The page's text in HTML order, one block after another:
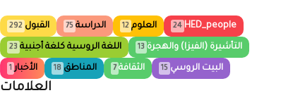
القبول 292 الدراسة 75 العلوم 12 HED_people
24
اللغة الروسية كلغة أجنبية 23 التأشيرة (الفيزا) والهجرة 13
الأخبار 1 المناطق 18 الثقافة 7 البيت الروسي 15
العلامات